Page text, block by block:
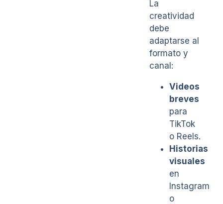
La
creatividad
debe
adaptarse al
formato y
canal:
Videos
breves
para
TikTok
o Reels.
Historias
visuales
en
Instagram
o